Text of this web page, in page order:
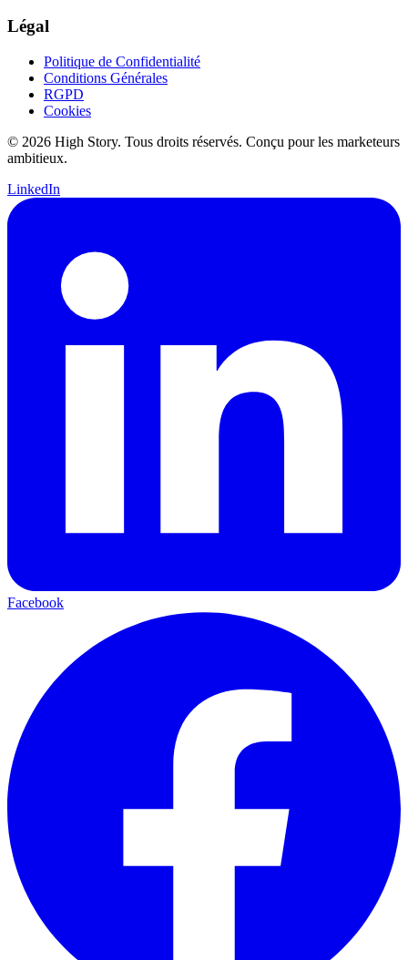
Légal
Politique de Confidentialité
Conditions Générales
RGPD
Cookies
© 2026 High Story. Tous droits réservés. Conçu pour les marketeurs
ambitieux.
LinkedIn
Facebook